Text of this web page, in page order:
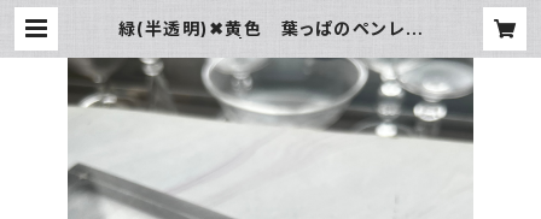
緑(半透明)✖︎黄色 葉っぱのペンレス